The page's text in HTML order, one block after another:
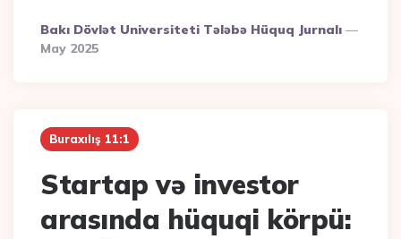
Posted
By
Bakı Dövlət Universiteti Tələbə Hüquq Jurnalı
May 2025
Buraxılış 11:1
Startap və investor
arasında hüquqi körpü: